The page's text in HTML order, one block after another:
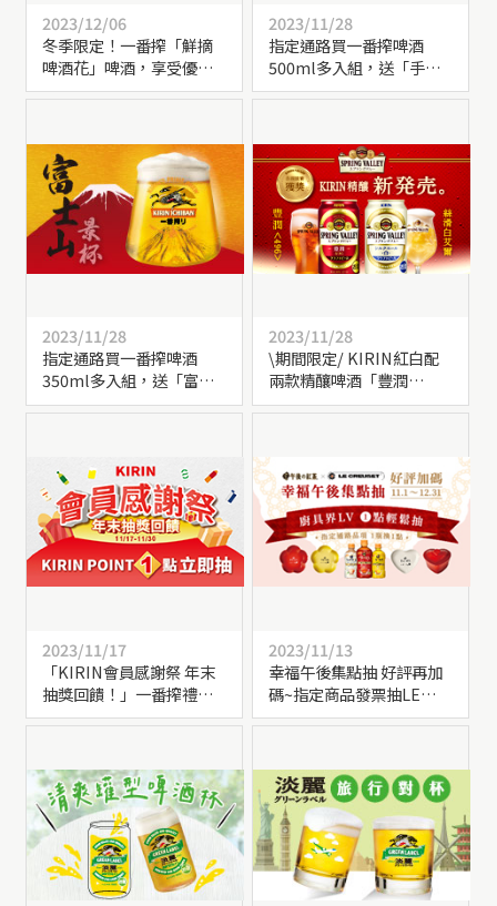
2023/12/06
冬季限定！一番搾「鮮摘
啤酒花」啤酒，享受優雅
清新的極致饗宴！
2023/11/28
指定通路買一番搾啤酒
500ml多入組，送「手把
暢飲杯」啤酒杯乙個！
2023/11/28
指定通路買一番搾啤酒
350ml多入組，送「富士
山景杯」啤酒杯乙個！
2023/11/28
\期間限定/ KIRIN紅白配
兩款精釀啤酒「豐潤
<496>」、「絲滑白艾
2023/11/17
「KIRIN會員感謝祭 年末
抽獎回饋！」一番搾禮盒
等限量大獎等您參加！
2023/11/13
幸福午後集點抽 好評再加
碼~指定商品發票抽LE
CREUSET好禮！